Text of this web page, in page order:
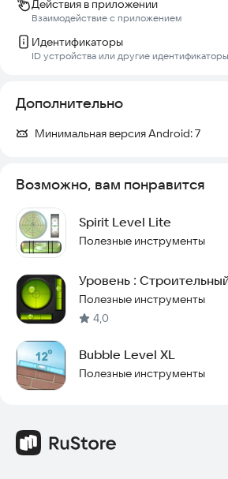
🔒 КОНФИДЕНЦИАЛЬНОСТЬ:
Мы ценим вашу приватность. Данные с
используются только для измерений в
Скачайте "Карманный Уровень" сегодня
цифровой строительный уровень,
Действия в приложении
Взаимодействие с приложением
Идентификаторы
ID устройства или другие идентификаторы
Дополнительно
Минимальная версия Android:7
Возможно, вам понравится
Spirit Level Lite
Полезные инструменты
Уровень :
Полезные инструменты
4,0
Bubble Level XL
Полезные инструменты